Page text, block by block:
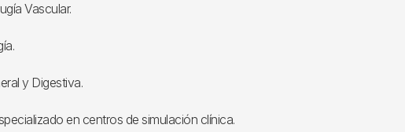
Vascular.
y Digestiva.
en centros de simulación clínica.